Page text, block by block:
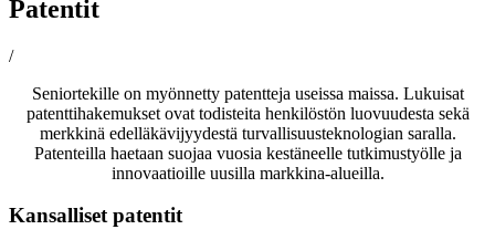
Patentit
/
Seniortekille on myönnetty patentteja useissa maissa. Lukuisat
patenttihakemukset ovat todisteita henkilöstön luovuudesta sekä
merkkinä edelläkävijyydestä turvallisuusteknologian saralla.
Patenteilla haetaan suojaa vuosia kestäneelle tutkimustyölle ja
innovaatioille uusilla markkina-alueilla.
Kansalliset patentit